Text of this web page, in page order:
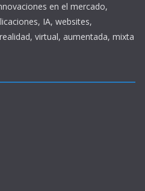
en el mercado,
IA, websites,
virtual, aumentada, mixta